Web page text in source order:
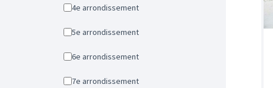
4e arrondissement
5e arrondissement
6e arrondissement
7e arrondissement